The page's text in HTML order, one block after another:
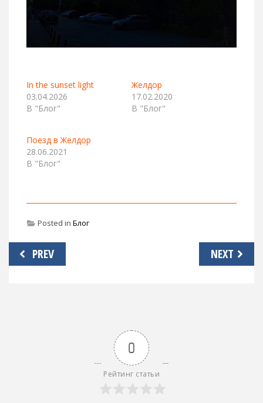
In the sunset light
03.04.2026
В "Блог"
Желдор
17.02.2020
В "Блог"
Поезд в Желдор
28.06.2021
В "Блог"
Posted in Блог
Навигация
по
PREV NEXT
0
Рейтинг статьи